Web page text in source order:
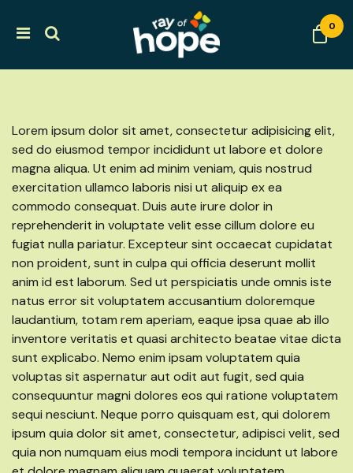
0
Lorem ipsum dolor sit amet, consectetur adipisicing elit,
sed do eiusmod tempor incididunt ut labore et dolore
magna aliqua. Ut enim ad minim veniam, quis nostrud
exercitation ullamco laboris nisi ut aliquip ex ea
commodo consequat. Duis aute irure dolor in
reprehenderit in voluptate velit esse cillum dolore eu
fugiat nulla pariatur. Excepteur sint occaecat cupidatat
non proident, sunt in culpa qui officia deserunt mollit
anim id est laborum. Sed ut perspiciatis unde omnis iste
natus error sit voluptatem accusantium doloremque
laudantium, totam rem aperiam, eaque ipsa quae ab illo
inventore veritatis et quasi architecto beatae vitae dicta
sunt explicabo. Nemo enim ipsam voluptatem quia
voluptas sit aspernatur aut odit aut fugit, sed quia
consequuntur magni dolores eos qui ratione voluptatem
sequi nesciunt. Neque porro quisquam est, qui dolorem
ipsum quia dolor sit amet, consectetur, adipisci velit, sed
quia non numquam eius modi tempora incidunt ut labore